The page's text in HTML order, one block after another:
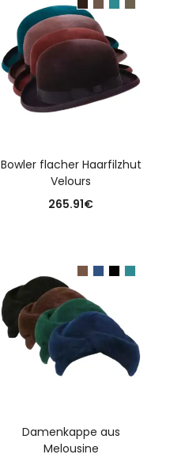
Bowler flacher Haarfilzhut
Velours
265.91€
Damenkappe aus
Melousine